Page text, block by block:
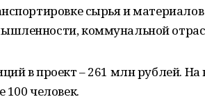
сырья и
коммунальной
в проект – 261 млн рублей. На
100 человек.